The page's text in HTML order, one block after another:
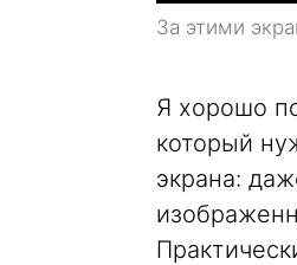
За этими
Я хорошо
который
экрана: